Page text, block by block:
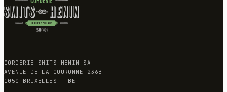
CORDERIE SMITS-HENIN SA
AVENUE DE LA COURONNE 236B
1050 BRUXELLES — BE